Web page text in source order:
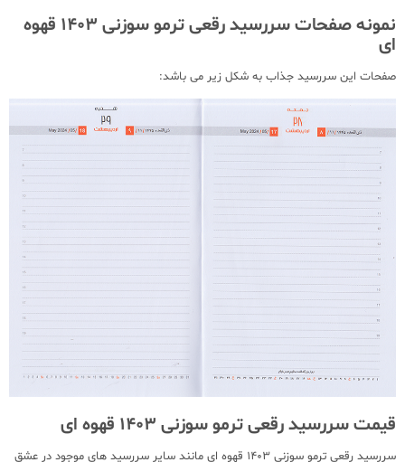
نمونه صفحات سررسید رقعی ترمو سوزنی 1403 قهوه
ای
صفحات این سررسید جذاب به شکل زیر می باشد:
قیمت سررسید رقعی ترمو سوزنی 1403 قهوه ای
سررسید رقعی ترمو سوزنی 1403 قهوه ای مانند سایر سررسید های موجود در عشق